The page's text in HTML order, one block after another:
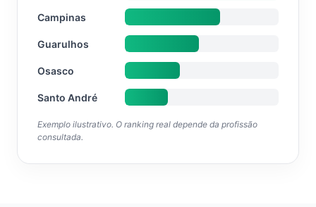
Campinas
Guarulhos
Osasco
Santo André
Exemplo ilustrativo. O ranking real depende da profissão
consultada.